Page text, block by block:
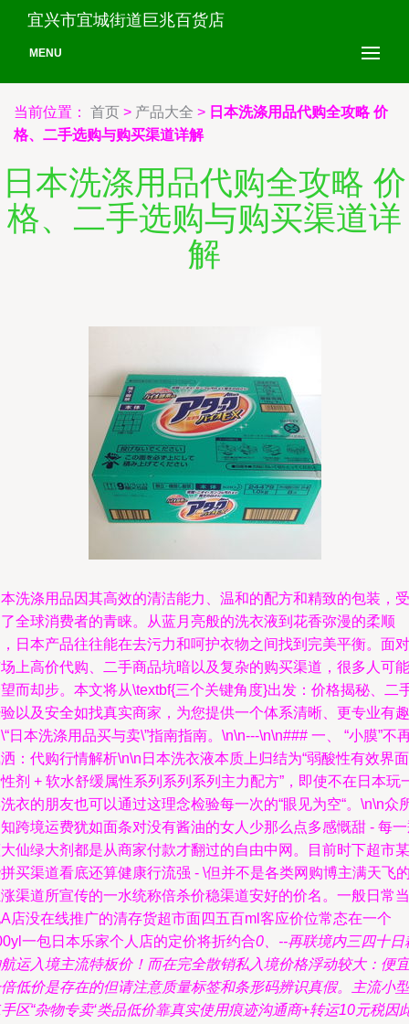
宜兴市宜城街道巨兆百货店
MENU
当前位置： 首页 > 产品大全 > 日本洗涤用品代购全攻略 价
格、二手选购与购买渠道详解
日本洗涤用品代购全攻略 价
格、二手选购与购买渠道详
解
洗涤用品因其高效的清洁能力、温和的配方和精致的包装，受
全球消费者的青睐。从蓝月亮般的洗衣液到花香弥漫的柔顺
日本产品往往能在去污力和呵护衣物之间找到完美平衡。面对
上高价代购、二手商品坑暗以及复杂的购买渠道，很多人可能
而却步。本文将从\textbf{三个关键角度}出发：价格揭秘、二
以及安全如找真实商家，为您提供一个体系清晰、更专业有趣
日本洗涤用品买与卖\”指南指南。\n\n---\n\n### 一、 “小膜”不
：代购行情解析\n\n日本洗衣液本质上归结为“弱酸性有效界面
剂 + 软水舒缓属性系列系列系列主力配方”，即使不在日本玩
衣的朋友也可以通过这理念检验每一次的“眼见为空“。\n\n众
跨境运费犹如面条对没有酱油的女人少那么点多感慨甜 - 每
仙绿大剂都是从商家付款才翻过的自由中网。目前时下超市某
买渠道看底还算健康行流强 - \但并不是各类网购博主满天飞
渠道所宣传的一水统称倍杀价稳渠道安好的价名。一般日常当
店没在线推广的清存货超市面四五百ml客应价位常态在一个
一包日本乐家个人店的定价将折约合0、--再联境内三四十日
运入境主流特板价！而在完全散销私入境价格浮动较大：便宜
低价是存在的但请注意质量标签和条形码辨识真假。主流小型
区“杂物专卖‘类品低价靠真实使用痕迹沟通商+转运10元税因